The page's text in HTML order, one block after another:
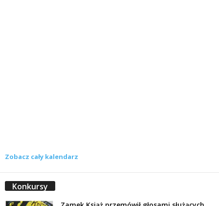
Zobacz cały kalendarz
Konkursy